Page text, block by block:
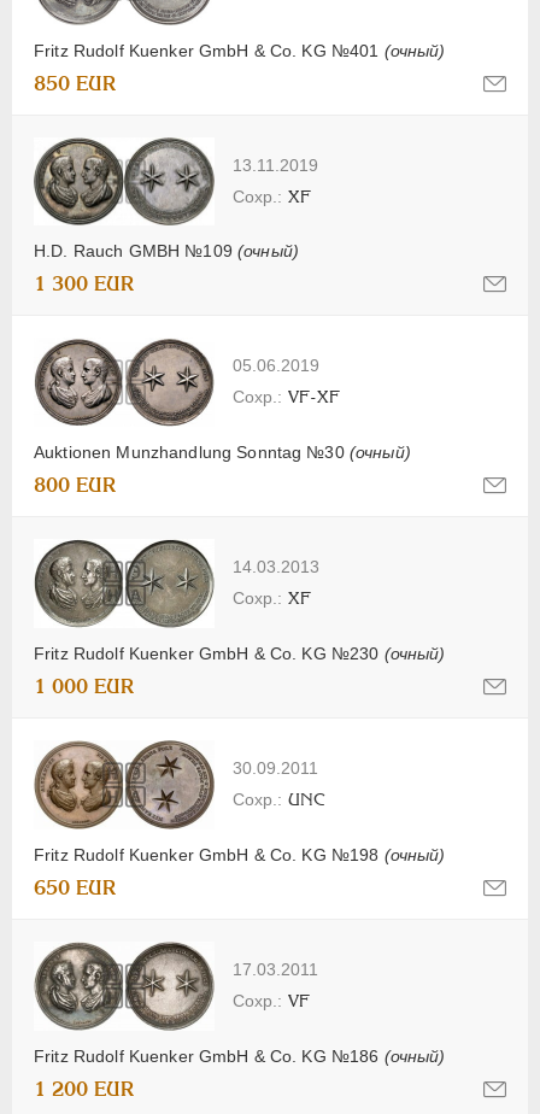
Fritz Rudolf Kuenker GmbH & Co. KG №401 (очный)
850 EUR
13.11.2019
H.D. Rauch GMBH №109 (очный)
XF
1 300 EUR
05.06.2019
Auktionen Munzhandlung Sonntag №30 (очный)
VF-XF
800 EUR
14.03.2013
Fritz Rudolf Kuenker GmbH & Co. KG №230 (очный)
XF
1 000 EUR
30.09.2011
Fritz Rudolf Kuenker GmbH & Co. KG №198 (очный)
UNC
650 EUR
17.03.2011
Fritz Rudolf Kuenker GmbH & Co. KG №186 (очный)
VF
1 200 EUR